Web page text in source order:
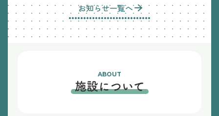
お知らせ一覧へ
ABOUT
施設について